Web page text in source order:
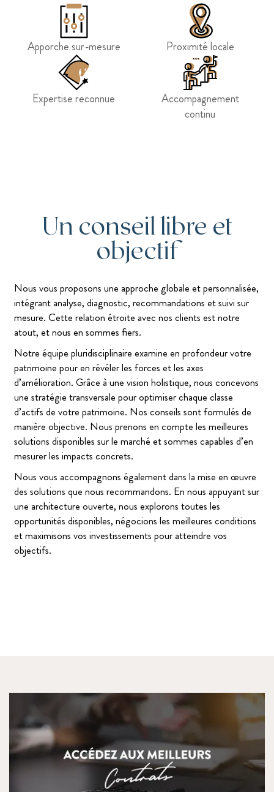
Apporche sur-mesure Proximité locale
Expertise reconnue
Accompagnement
continu
Un conseil libre et
objectif
Nous vous proposons une approche globale et personnalisée,
intégrant analyse, diagnostic, recommandations et suivi sur
mesure. Cette relation étroite avec nos clients est notre
atout, et nous en sommes fiers.
Notre équipe pluridisciplinaire examine en profondeur votre
patrimoine pour en révéler les forces et les axes
d’amélioration. Grâce à une vision holistique, nous concevons
une stratégie transversale pour optimiser chaque classe
d’actifs de votre patrimoine. Nos conseils sont formulés de
manière objective. Nous prenons en compte les meilleures
solutions disponibles sur le marché et sommes capables d’en
mesurer les impacts concrets.
Nous vous accompagnons également dans la mise en œuvre
des solutions que nous recommandons. En nous appuyant sur
une architecture ouverte, nous explorons toutes les
opportunités disponibles, négocions les meilleures conditions
et maximisons vos investissements pour atteindre vos
objectifs.